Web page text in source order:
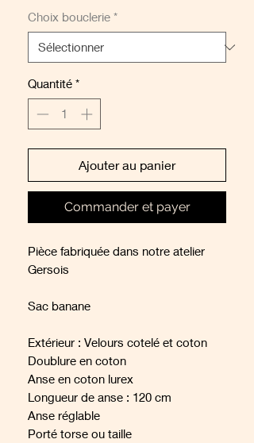
Choix bouclerie *
Quantité *
Ajouter au panier
Commander et payer
Pièce fabriquée dans notre atelier
Gersois
Sac banane
Extérieur : Velours cotelé et coton
Doublure en coton
Anse en coton lurex
Longueur de anse : 120 cm
Anse réglable
Porté torse ou taille